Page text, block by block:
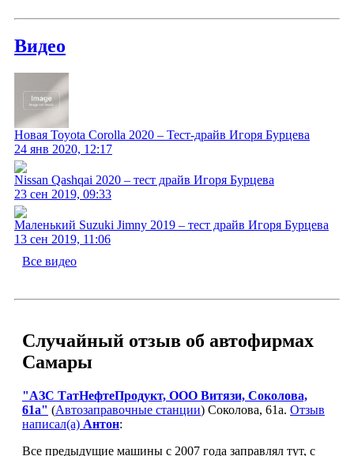
Видео
Новая Toyota Corolla 2020 – Тест-драйв Игоря Бурцева
24 янв 2020, 12:17
Nissan Qashqai 2020 – тест драйв Игоря Бурцева
23 сен 2019, 09:33
Маленький Suzuki Jimny 2019 – тест драйв Игоря Бурцева
13 сен 2019, 11:06
Все видео
Случайный отзыв об автофирмах
Самары
"АЗС ТатНефтеПродукт, ООО Витязи, Соколова,
61а" (Автозаправочные станции) Соколова, 61а. Отзыв
написал(а) Антон:
Все предыдущие машины с 2007 года заправлял тут, с